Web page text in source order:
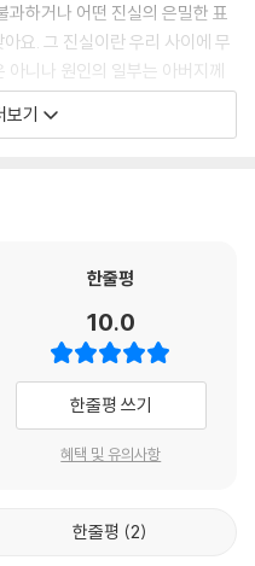
르는 것이 아니라 오직 멀리서부
바르게 다가간다는 것 자체입니
하는 것은 아닙니다. 그러나 이
혀주는 지상의 협소하지만 깨끗
상상하곤 한답니다. 그 한복판
각하는 아버지의 크기를 제외
만하지도 않습니다.
계라는 것을 모른다. 부모의 가
자면, 유상 교육 담당자의 가장
능성은 있을 수 없어. 일반적으
도와는 달리, 부모는 자기 자식
에, 문제는 심각할 정도로 복잡
과하거나 어떤 진실의 은밀한 표
요. 그 진실이란 우리 사이에 무
니나 원인의 일부는 아버지께
다고 생각하신다면, 아버지와 저
은 천성적으로 자신 안으로만 침
없으나 그 “원인”은 서로에게
적 신앙과 불타는 성공욕을 가
의 반유대주의자들과 민족주의
당대 프라하의 사회상을 짐작해
별개로 가중되는 죄책감과 자
프카의 심정 또한 헤아리게 된
는 가장 소박하고 순수한 형태의
기
한줄평
10.0
한줄평 쓰기
혜택 및 유의사항
한줄평 2